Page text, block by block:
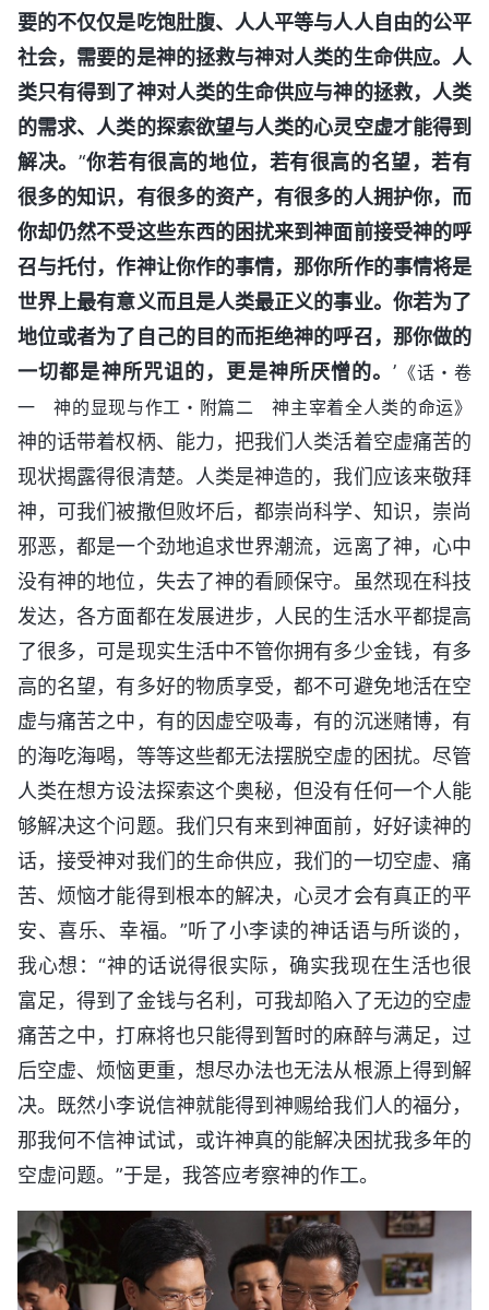
要的不仅仅是吃饱肚腹、人人平等与人人自由的公平
社会，需要的是神的拯救与神对人类的生命供应。人
类只有得到了神对人类的生命供应与神的拯救，人类
的需求、人类的探索欲望与人类的心灵空虚才能得到
解决。 ’‘你若有很高的地位，若有很高的名望，若有
很多的知识，有很多的资产，有很多的人拥护你，而
你却仍然不受这些东西的困扰来到神面前接受神的呼
召与托付，作神让你作的事情，那你所作的事情将是
世界上最有意义而且是人类最正义的事业。你若为了
地位或者为了自己的目的而拒绝神的呼召，那你做的
一切都是神所咒诅的，更是神所厌憎的。’ 《话・卷
一 神的显现与作工・附篇二 神主宰着全人类的命运》
神的话带着权柄、能力，把我们人类活着空虚痛苦的
现状揭露得很清楚。人类是神造的，我们应该来敬拜
神，可我们被撒但败坏后，都崇尚科学、知识，崇尚
邪恶，都是一个劲地追求世界潮流，远离了神，心中
没有神的地位，失去了神的看顾保守。虽然现在科技
发达，各方面都在发展进步，人民的生活水平都提高
了很多，可是现实生活中不管你拥有多少金钱，有多
高的名望，有多好的物质享受，都不可避免地活在空
虚与痛苦之中，有的因虚空吸毒，有的沉迷赌博，有
的海吃海喝，等等这些都无法摆脱空虚的困扰。尽管
人类在想方设法探索这个奥秘，但没有任何一个人能
够解决这个问题。我们只有来到神面前，好好读神的
话，接受神对我们的生命供应，我们的一切空虚、痛
苦、烦恼才能得到根本的解决，心灵才会有真正的平
安、喜乐、幸福。”听了小李读的神话语与所谈的，
我心想：“神的话说得很实际，确实我现在生活也很
富足，得到了金钱与名利，可我却陷入了无边的空虚
痛苦之中，打麻将也只能得到暂时的麻醉与满足，过
后空虚、烦恼更重，想尽办法也无法从根源上得到解
决。既然小李说信神就能得到神赐给我们人的福分，
那我何不信神试试，或许神真的能解决困扰我多年的
空虚问题。”于是，我答应考察神的作工。